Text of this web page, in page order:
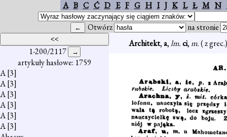
A B C Ć D E F G H I J K L Ł M N
Otwórz na stronie
1-200/2117
artykuły hasłowe: 1759
A[3]
A[3]
A[3]
A[3]
A[3]
A[3]
Architekt,a,lm.ci,m.( z